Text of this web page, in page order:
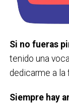
Si no fueras
tenido una
dedicarme a la
Siempre hay